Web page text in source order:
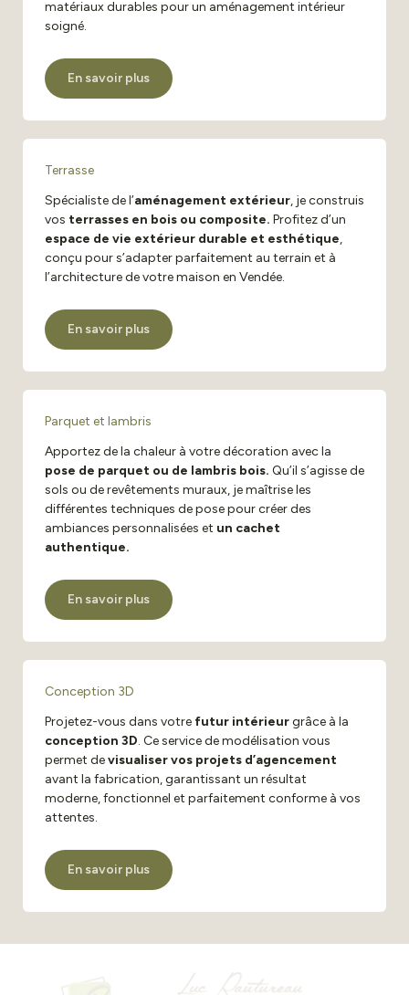
matériaux durables pour un aménagement intérieur
soigné.
En savoir plus
Terrasse
Spécialiste de l’aménagement extérieur, je construis
vos terrasses en bois ou composite. Profitez d’un
espace de vie extérieur durable et esthétique,
conçu pour s’adapter parfaitement au terrain et à
l’architecture de votre maison en Vendée.
En savoir plus
Parquet et lambris
Apportez de la chaleur à votre décoration avec la
pose de parquet ou de lambris bois. Qu’il s’agisse de
sols ou de revêtements muraux, je maîtrise les
différentes techniques de pose pour créer des
ambiances personnalisées et un cachet
authentique.
En savoir plus
Conception 3D
Projetez-vous dans votre futur intérieurgrâce à la
conception 3D. Ce service de modélisation vous
permet devisualiser vos projets d’agencement
avant la fabrication, garantissant un résultat
moderne, fonctionnel et parfaitement conforme à vos
attentes.
En savoir plus